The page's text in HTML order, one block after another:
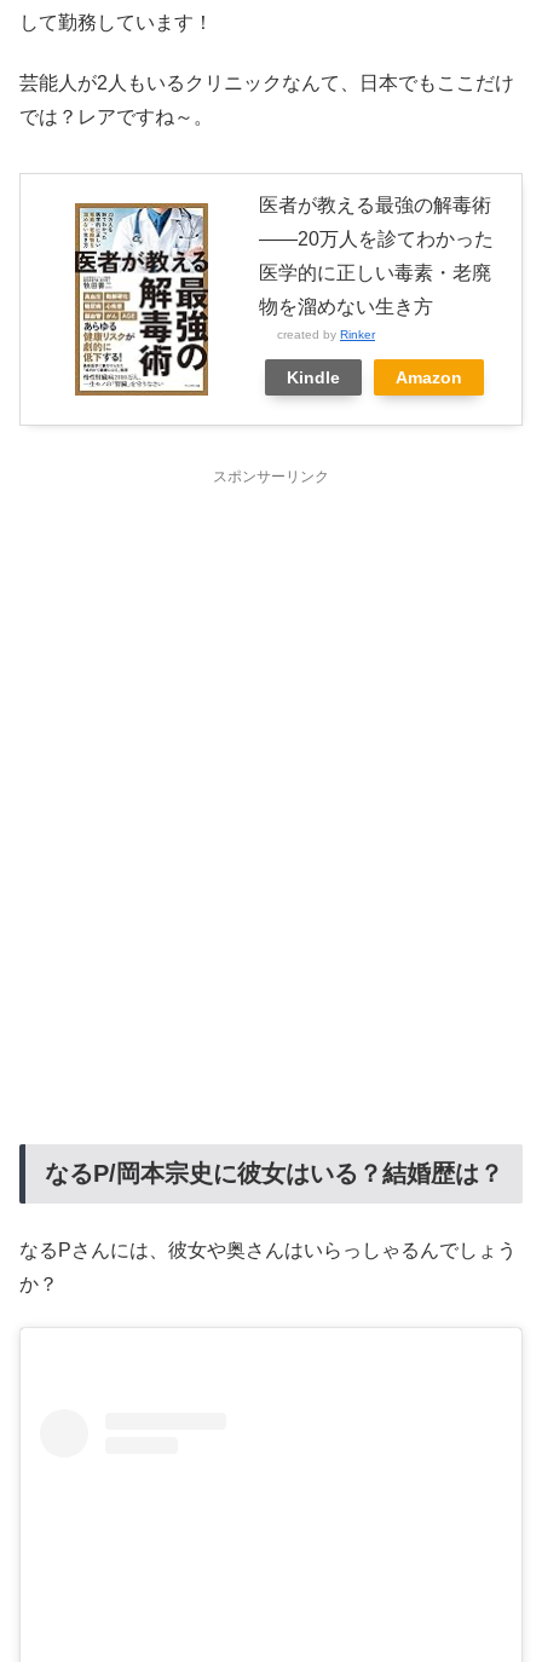
して勤務しています！
芸能人が2人もいるクリニックなんて、日本でもここだけ
では？レアですね～。
医者が教える最強の解毒術
――20万人を診てわかった
医学的に正しい毒素・老廃
物を溜めない生き方
created by Rinker
Kindle Amazon
スポンサーリンク
なるP/岡本宗史に彼女はいる？結婚歴は？
なるPさんには、彼女や奥さんはいらっしゃるんでしょう
か？